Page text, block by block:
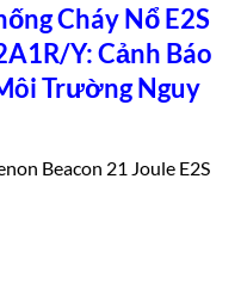
Cháy Nổ E2S
Y: Cảnh Báo
Trường Nguy
Beacon 21 Joule E2S